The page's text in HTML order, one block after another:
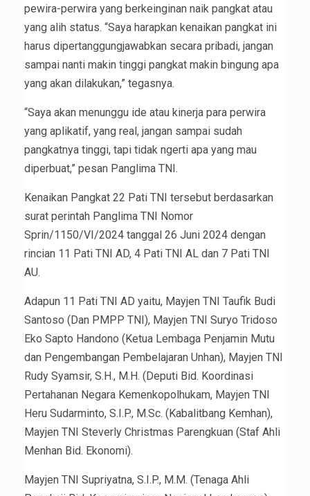
pewira-perwira yang berkeinginan naik pangkat atau
yang alih status. “Saya harapkan kenaikan pangkat ini
harus dipertanggungjawabkan secara pribadi, jangan
sampai nanti makin tinggi pangkat makin bingung apa
yang akan dilakukan,” tegasnya.
“Saya akan menunggu ide atau kinerja para perwira
yang aplikatif, yang real, jangan sampai sudah
pangkatnya tinggi, tapi tidak ngerti apa yang mau
diperbuat,” pesan Panglima TNI.
Kenaikan Pangkat 22 Pati TNI tersebut berdasarkan
surat perintah Panglima TNI Nomor
Sprin/1150/VI/2024 tanggal 26 Juni 2024 dengan
rincian 11 Pati TNI AD, 4 Pati TNI AL dan 7 Pati TNI
AU.
Adapun 11 Pati TNI AD yaitu, Mayjen TNI Taufik Budi
Santoso (Dan PMPP TNI), Mayjen TNI Suryo Tridoso
Eko Sapto Handono (Ketua Lembaga Penjamin Mutu
dan Pengembangan Pembelajaran Unhan), Mayjen TNI
Rudy Syamsir, S.H., M.H. (Deputi Bid. Koordinasi
Pertahanan Negara Kemenkopolhukam, Mayjen TNI
Heru Sudarminto, S.I.P., M.Sc. (Kabalitbang Kemhan),
Mayjen TNI Steverly Christmas Parengkuan (Staf Ahli
Menhan Bid. Ekonomi).
Mayjen TNI Supriyatna, S.I.P., M.M. (Tenaga Ahli